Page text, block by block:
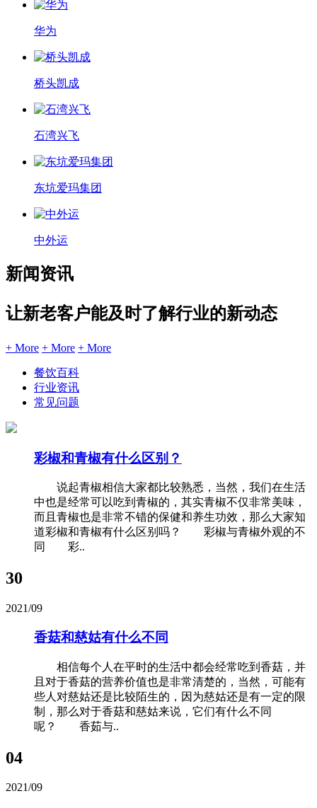
华为
桥头凯成
石湾兴飞
东坑爱玛集团
中外运
新闻资讯
让新老客户能及时了解行业的新动态
+ More + More + More
餐饮百科
行业资讯
常见问题
彩椒和青椒有什么区别？
说起青椒相信大家都比较熟悉，当然，我们在生活
中也是经常可以吃到青椒的，其实青椒不仅非常美味，
而且青椒也是非常不错的保健和养生功效，那么大家知
道彩椒和青椒有什么区别吗？ 彩椒与青椒外观的不
同 彩..
30
2021/09
香菇和慈姑有什么不同
相信每个人在平时的生活中都会经常吃到香菇，并
且对于香菇的营养价值也是非常清楚的，当然，可能有
些人对慈姑还是比较陌生的，因为慈姑还是有一定的限
制，那么对于香菇和慈姑来说，它们有什么不同
呢？ 香茹与..
04
2021/09